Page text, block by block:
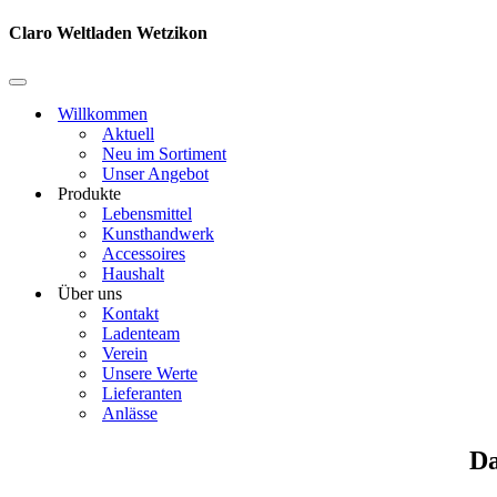
Claro Weltladen Wetzikon
Navigationsmenü
Willkommen
Aktuell
Neu im Sortiment
Unser Angebot
Produkte
Lebensmittel
Kunsthandwerk
Accessoires
Haushalt
Über uns
Kontakt
Ladenteam
Verein
Unsere Werte
Lieferanten
Anlässe